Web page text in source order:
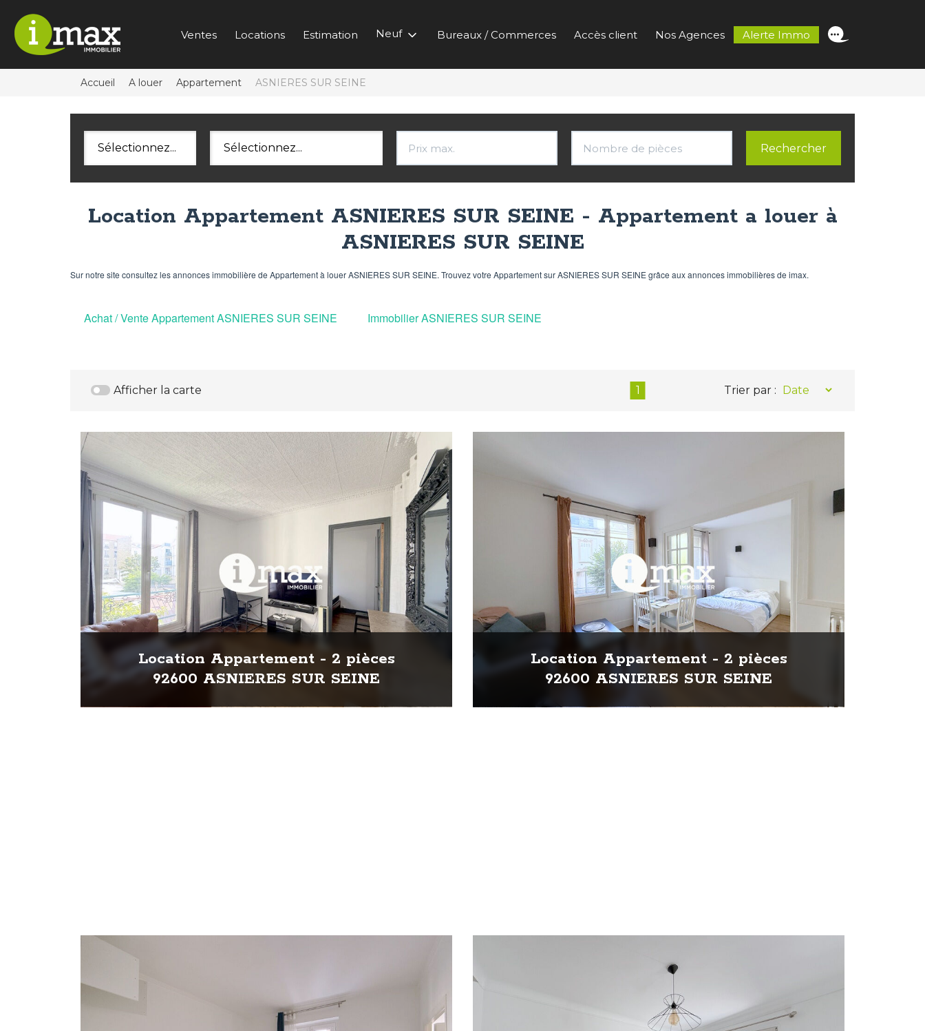
Ventes Locations Estimation Neuf Bureaux / Commerces Accès client Nos Agences Alerte Immo
Accueil A louer Appartement ASNIERES SUR SEINE
Sélectionnez... Sélectionnez...
Location Appartement ASNIERES SUR SEINE - Appartement a louer à
ASNIERES SUR SEINE
Sur notre site consultez les annonces immobilière de Appartement à louer ASNIERES SUR SEINE. Trouvez votre Appartement sur ASNIERES SUR SEINE grâce aux annonces immobilières de imax.
Achat / Vente Appartement ASNIERES SUR SEINE Immobilier ASNIERES SUR SEINE
Afficher la carte 1 Trier par :
Location Appartement - 2 pièces
92600 ASNIERES SUR SEINE
Location Appartement - 2 pièces
92600 ASNIERES SUR SEINE